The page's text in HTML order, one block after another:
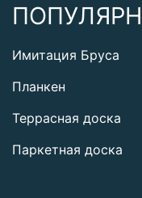
Имитация Бруса
Планкен
Террасная доска
Паркетная доска